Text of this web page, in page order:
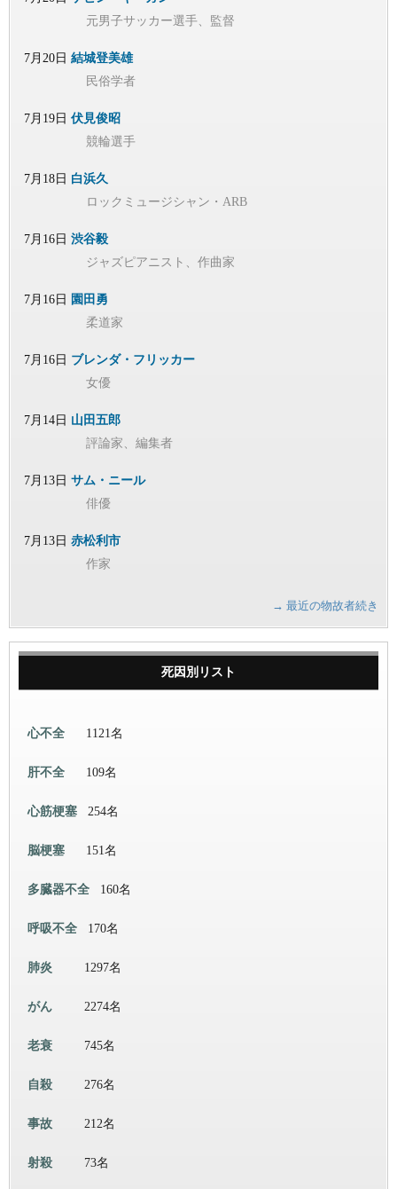
元男子サッカー選手、監督
7月20日 結城登美雄
民俗学者
7月19日 伏見俊昭
競輪選手
7月18日 白浜久
ロックミュージシャン・ARB
7月16日 渋谷毅
ジャズピアニスト、作曲家
7月16日 園田勇
柔道家
7月16日 ブレンダ・フリッカー
女優
7月14日 山田五郎
評論家、編集者
7月13日 サム・ニール
俳優
7月13日 赤松利市
作家
→ 最近の物故者続き
死因別リスト
心不全 1121名
肝不全 109名
心筋梗塞 254名
脳梗塞 151名
多臓器不全 160名
呼吸不全 170名
肺炎 1297名
がん 2274名
老衰 745名
自殺 276名
事故 212名
射殺 73名